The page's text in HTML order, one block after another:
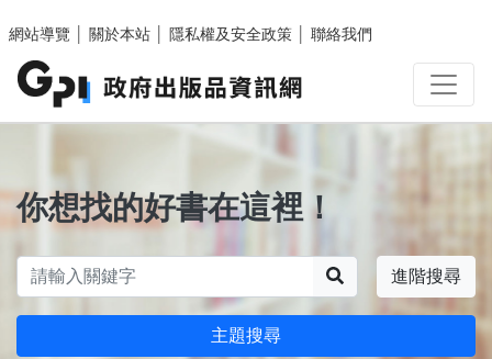
網站導覽
關於本站 隱私權及安全政策 聯絡我們
你想找的好書在這裡！
進階搜尋
主題搜尋